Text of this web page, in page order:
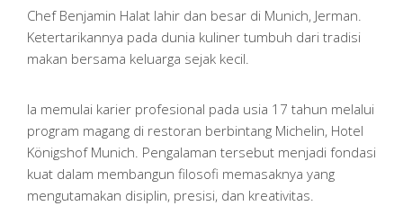
Chef Benjamin Halat lahir dan besar di Munich, Jerman.
Ketertarikannya pada dunia kuliner tumbuh dari tradisi
makan bersama keluarga sejak kecil.
Ia memulai karier profesional pada usia 17 tahun melalui
program magang di restoran berbintang Michelin, Hotel
Königshof Munich. Pengalaman tersebut menjadi fondasi
kuat dalam membangun filosofi memasaknya yang
mengutamakan disiplin, presisi, dan kreativitas.